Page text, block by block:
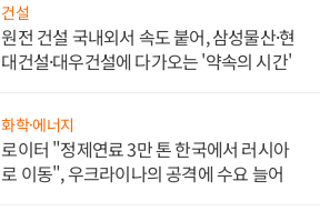
건설
원전 건설 국내외서 속도 붙어, 삼성물산·현
대건설·대우건설에 다가오는 '약속의 시간'
화학·에너지
로이터 "정제연료 3만 톤 한국에서 러시아
로 이동", 우크라이나의 공격에 수요 늘어